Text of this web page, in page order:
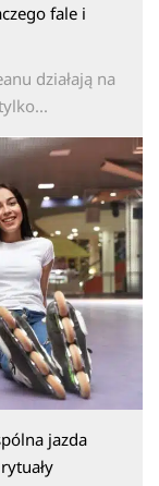
fale i
działają na
jazda